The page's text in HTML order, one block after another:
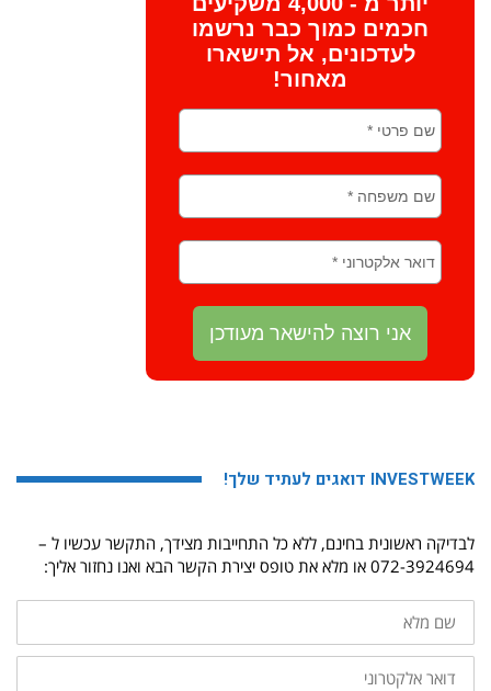
INVESTWEEK דואגים לעתיד שלך!
לבדיקה ראשונית בחינם, ללא כל התחייבות מצידך, התקשר עכשיו ל –
072-3924694 או מלא את טופס יצירת הקשר הבא ואנו נחזור אליך:
שם
מלא
דואר
אלקטרוני